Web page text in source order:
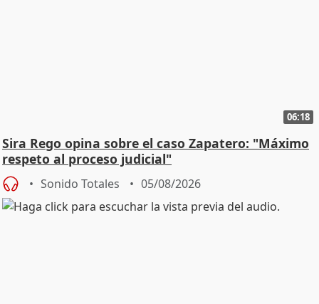
06:18
Sira Rego opina sobre el caso Zapatero: "Máximo
respeto al proceso judicial"
Sonido Totales 05/08/2026